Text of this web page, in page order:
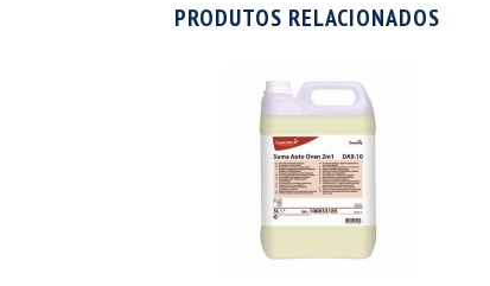
PRODUTOS RELACIONADOS